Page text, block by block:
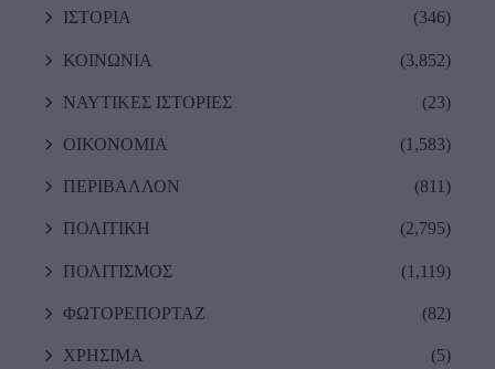
ΙΣΤΟΡΙΑ (346)
ΚΟΙΝΩΝΙΑ (3,852)
ΝΑΥΤΙΚΕΣ ΙΣΤΟΡΙΕΣ (23)
ΟΙΚΟΝΟΜΙΑ (1,583)
ΠΕΡΙΒΑΛΛΟΝ (811)
ΠΟΛΙΤΙΚΗ (2,795)
ΠΟΛΙΤΙΣΜΟΣ (1,119)
ΦΩΤΟΡΕΠΟΡΤΑΖ (82)
ΧΡΗΣΙΜΑ (5)